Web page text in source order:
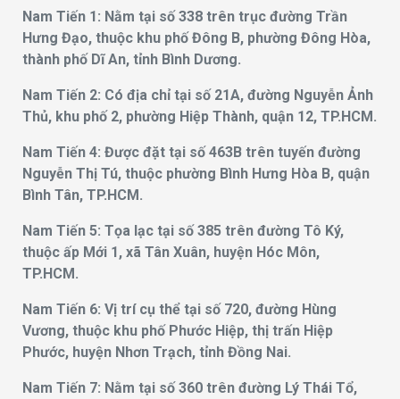
Nam Tiến 1: Nằm tại số 338 trên trục đường Trần
Hưng Đạo, thuộc khu phố Đông B, phường Đông Hòa,
thành phố Dĩ An, tỉnh Bình Dương.
Nam Tiến 2: Có địa chỉ tại số 21A, đường Nguyễn Ảnh
Thủ, khu phố 2, phường Hiệp Thành, quận 12, TP.HCM.
Nam Tiến 4: Được đặt tại số 463B trên tuyến đường
Nguyễn Thị Tú, thuộc phường Bình Hưng Hòa B, quận
Bình Tân, TP.HCM.
Nam Tiến 5: Tọa lạc tại số 385 trên đường Tô Ký,
thuộc ấp Mới 1, xã Tân Xuân, huyện Hóc Môn,
TP.HCM.
Nam Tiến 6: Vị trí cụ thể tại số 720, đường Hùng
Vương, thuộc khu phố Phước Hiệp, thị trấn Hiệp
Phước, huyện Nhơn Trạch, tỉnh Đồng Nai.
Nam Tiến 7: Nằm tại số 360 trên đường Lý Thái Tổ,